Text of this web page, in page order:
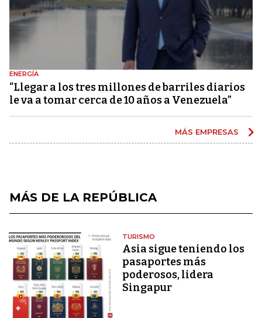
ENERGÍA
“Llegar a los tres millones de barriles diarios
le va a tomar cerca de 10 años a Venezuela”
MÁS EMPRESAS
MÁS DE LA REPÚBLICA
TURISMO
Asia sigue teniendo los
pasaportes más
poderosos, lidera
Singapur